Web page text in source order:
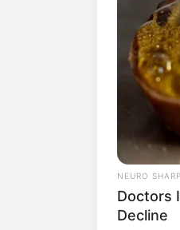
NEURO SHARP
Doctors
Decline